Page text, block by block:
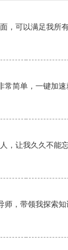
，可以满足我所有
常简单，一键加速
，让我久久不能忘
，带领我探索知